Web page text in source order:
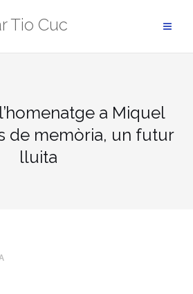
Tio Cuc
a Miquel
de memòria, un futur
lluita